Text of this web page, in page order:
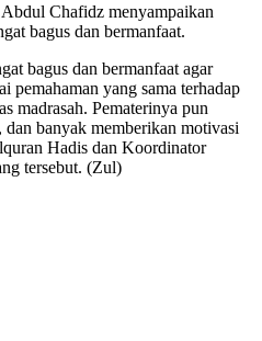
Chafidz menyampaikan
bagus dan bermanfaat.
bagus dan bermanfaat agar
pemahaman yang sama terhadap
madrasah. Pematerinya pun
dan banyak memberikan motivasi
Hadis dan Koordinator
tersebut. (Zul)